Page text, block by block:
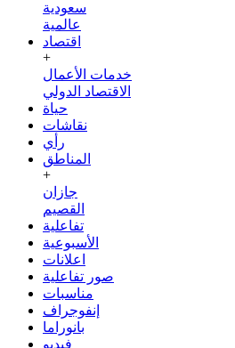
سعودية
عالمية
اقتصاد
+
خدمات الأعمال
الاقتصاد الدولي
حياة
نقاشات
رأي
المناطق
+
جازان
القصيم
تفاعلية
الأسبوعية
اعلانات
صور تفاعلية
مناسبات
إنفوجراف
بانوراما
فيديو